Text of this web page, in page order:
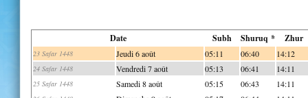
Date Subh Shuruq * Zhur
23 Safar 1448 Jeudi 6 août 05:11 06:40 14:12
24 Safar 1448 Vendredi 7 août 05:13 06:41 14:11
25 Safar 1448 Samedi 8 août 05:15 06:43 14:11